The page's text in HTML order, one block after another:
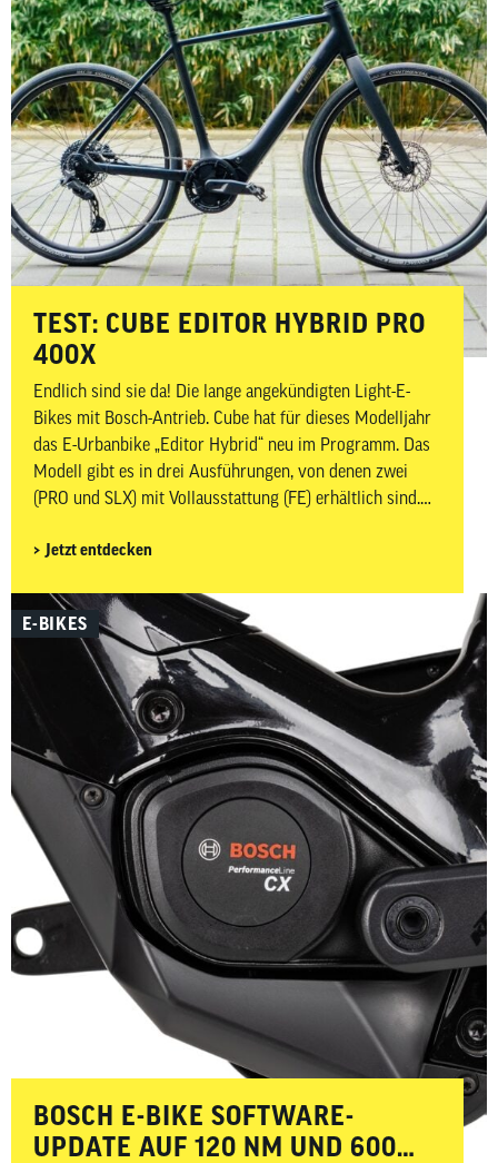
­­­TEST: CUBE EDITOR HYBRID PRO
400X
Endlich sind sie da! Die lange angekündigten Light-E-
Bikes mit Bosch-Antrieb. Cube hat für dieses Modelljahr
das E-Urbanbike „Editor Hybrid“ neu im Programm. Das
Modell gibt es in drei Ausführungen, von denen zwei
(PRO und SLX) mit Vollausstattung (FE) erhältlich sind.
herausfinden, wie sich das preisgünstige Light-E-Bike im
Jetzt entdecken
E-BIKES
BOSCH E-BIKE SOFTWARE-
UPDATE AUF 120 NM UND 600